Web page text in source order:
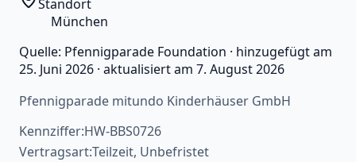
Standort
München
Quelle: Pfennigparade Foundation · hinzugefügt am
25. Juni 2026 · aktualisiert am 7. August 2026
Pfennigparade mitundo Kinderhäuser GmbH
Kennziffer:HW-BBS0726
Vertragsart:Teilzeit, Unbefristet